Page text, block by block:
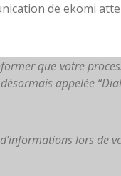
de ekomi
que votre
appelée
lors de